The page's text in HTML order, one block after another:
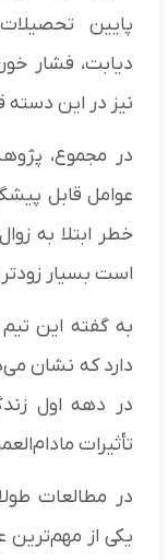
پایین
نیز در این دسته
در مجموع،
عوامل قابل
خطر ابتلا به
است بسیار
به گفته این
دارد که نشان
در دهه اول
تأثیرات
در مطالعات
یکی از مهم‌ترین